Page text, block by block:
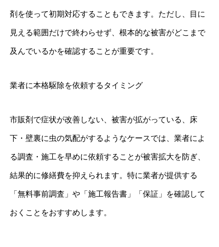
剤を使って初期対応することもできます。ただし、目に
見える範囲だけで終わらせず、根本的な被害がどこまで
及んでいるかを確認することが重要です。
業者に本格駆除を依頼するタイミング
市販剤で症状が改善しない、被害が拡がっている、床
下・壁裏に虫の気配がするようなケースでは、業者によ
る調査・施工を早めに依頼することが被害拡大を防ぎ、
結果的に修繕費を抑えられます。特に業者が提供する
「無料事前調査」や「施工報告書」「保証」を確認して
おくことをおすすめします。